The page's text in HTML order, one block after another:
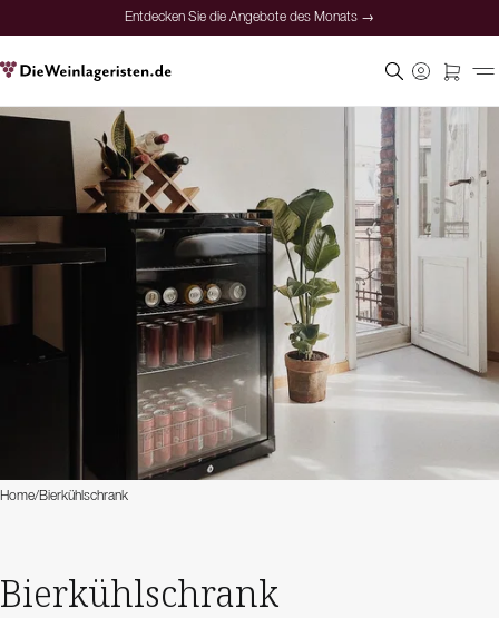
Entdecken Sie die Angebote des Monats →
Home/Bierkühlschrank
Bierkühlschrank